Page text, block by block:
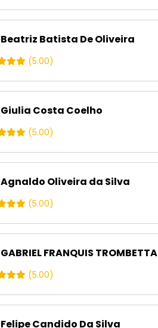
Beatriz Batista De Oliveira
(5.00)
Giulia Costa Coelho
(5.00)
Agnaldo Oliveira da Silva
(5.00)
GABRIEL FRANQUIS TROMBETTA
(5.00)
Felipe Candido Da Silva